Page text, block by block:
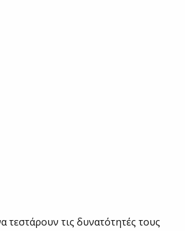
τεστάρουν τις δυνατότητές τους